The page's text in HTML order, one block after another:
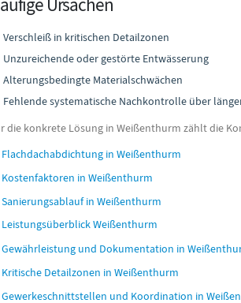
Ursachen
Verschleiß in kritischen Detailzonen
Unzureichende oder gestörte Entwässerung
Alterungsbedingte Materialschwächen
Fehlende systematische Nachkontrolle über
die konkrete Lösung in Weißenthurm zählt die
Flachdachabdichtung in Weißenthurm
Kostenfaktoren in Weißenthurm
Sanierungsablauf in Weißenthurm
Leistungsüberblick Weißenthurm
Gewährleistung und Dokumentation in
Kritische Detailzonen in Weißenthurm
Gewerkeschnittstellen und Koordination in